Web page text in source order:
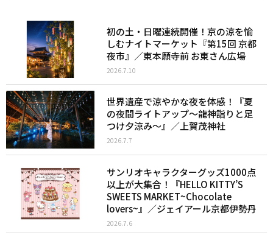
初の土・日曜連続開催！京の涼を愉
しむナイトマーケット『第15回 京都
夜市』／東本願寺前 お東さん広場
2026.7.10
世界遺産で涼やかな夜を体感！『夏
の夜間ライトアップ～龍神詣りと足
つけ夕涼み～』／上賀茂神社
2026.7.7
サンリオキャラクターグッズ1000点
以上が大集合！『HELLO KITTY’S
SWEETS MARKET~Chocolate
lovers~』／ジェイアール京都伊勢丹
2026.7.6